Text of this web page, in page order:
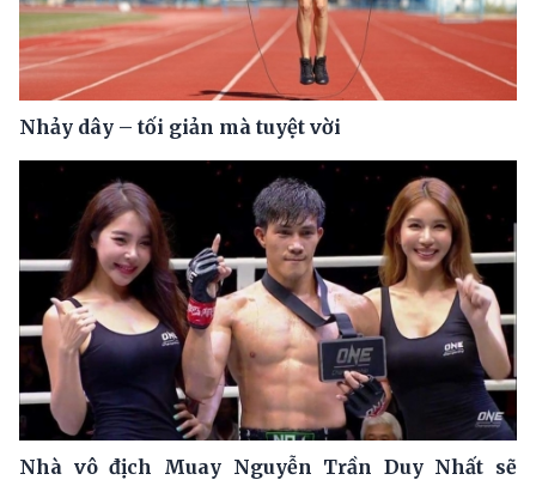
Nhảy dây – tối giản mà tuyệt vời
Nhà vô địch Muay Nguyễn Trần Duy Nhất sẽ